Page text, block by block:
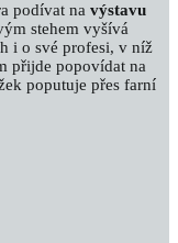
podívat na výstavu
stehem vyšívá
i o své profesi, v níž
přijde popovídat na
poputuje přes farní